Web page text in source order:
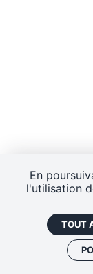
En
l'utilisation
TOUT